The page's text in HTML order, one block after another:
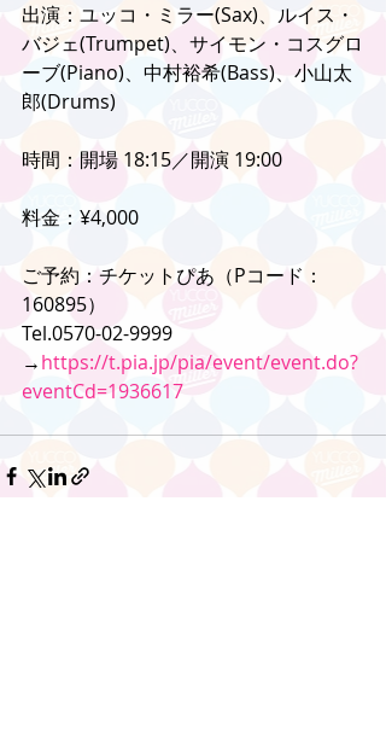
出演：ユッコ・ミラー(Sax)、ルイス・
バジェ(Trumpet)、サイモン・コスグロ
ーブ(Piano)、中村裕希(Bass)、小山太
郎(Drums)
時間：開場 18:15／開演 19:00
料金：¥4,000
ご予約：チケットぴあ（Pコード：
160895）
Tel.0570-02-9999
→https://t.pia.jp/pia/event/event.do?
eventCd=1936617